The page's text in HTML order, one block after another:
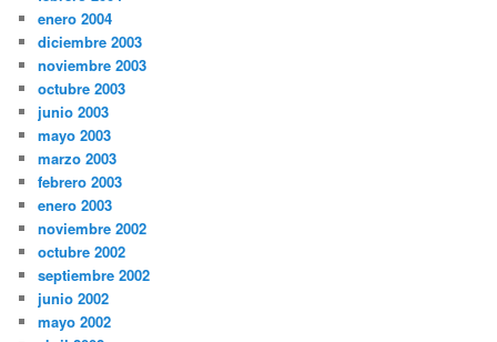
enero 2004
diciembre 2003
noviembre 2003
octubre 2003
junio 2003
mayo 2003
marzo 2003
febrero 2003
enero 2003
noviembre 2002
octubre 2002
septiembre 2002
junio 2002
mayo 2002